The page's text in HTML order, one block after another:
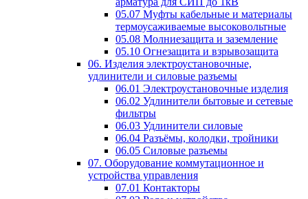
05.07 Муфты кабельные и материалы
термоусаживаемые высоковольтные
05.08 Молниезащита и заземление
05.10 Огнезащита и взрывозащита
06. Изделия электроустановочные,
удлинители и силовые разъемы
06.01 Электроустановочные изделия
06.02 Удлинители бытовые и сетевые
фильтры
06.03 Удлинители силовые
06.04 Разъёмы, колодки, тройники
06.05 Силовые разъемы
07. Оборудование коммутационное и
устройства управления
07.01 Контакторы